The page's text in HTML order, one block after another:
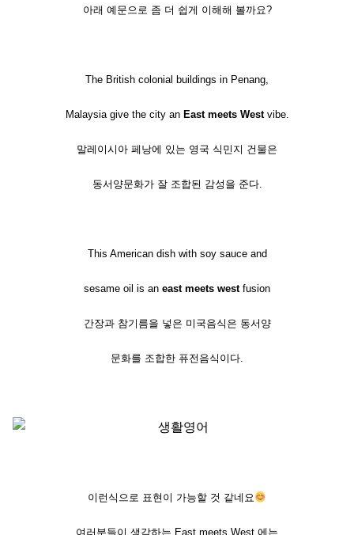
아래 예문으로 좀 더 쉽게 이해해 볼까요?
The British colonial buildings in Penang,
Malaysia give the city an East meets Westvibe.
말레이시아 페낭에 있는 영국 식민지 건물은
동서양문화가 잘 조합된 감성을 준다.
This American dish with soy sauce and
sesame oil is an east meets westfusion
간장과 참기름을 넣은 미국음식은 동서양
문화를 조합한 퓨전음식이다.
이런식으로 표현이 가능할 것 같네요
여러분들이 생각하는 East meets West 에는